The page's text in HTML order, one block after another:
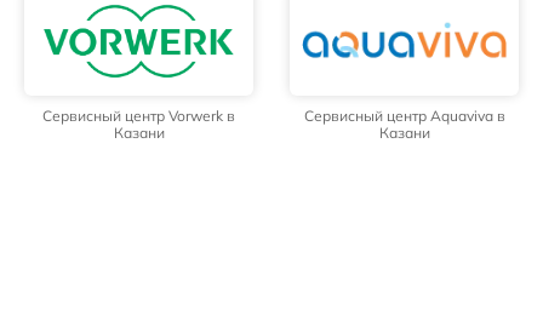
Сервисный центр Vorwerk в
Казани
Сервисный центр Aquaviva в
Казани